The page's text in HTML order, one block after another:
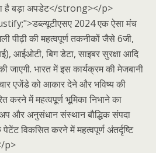
है बड़ा अपडेट</strong></p>
2024 एक ऐसा मंच
पीढ़ी की महत्वपूर्ण तकनीकों जैसे 6जी,
आईओटी, बिग डेटा, साइबर सुरक्षा आदि
जाएगी. भारत में इस कार्यक्रम की मेजबानी
एजेंडे को आकार देने और भविष्य की
करने में महत्वपूर्ण भूमिका निभाने का
और अनुसंधान संस्थान बौद्धिक संपदा
विकसित करने में महत्वपूर्ण अंतर्दृष्टि
p>